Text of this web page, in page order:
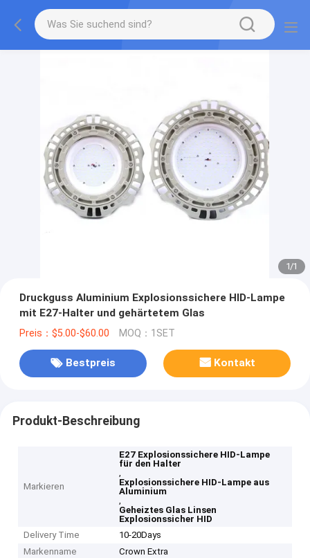
1/1
Druckguss Aluminium Explosionssichere HID-Lampe
mit E27-Halter und gehärtetem Glas
Preis：$5.00-$60.00 MOQ：1SET
Bestpreis Kontakt
Produkt-Beschreibung
Markieren
E27 Explosionssichere HID-Lampe
für den Halter
,
Explosionssichere HID-Lampe aus
Aluminium
,
Geheiztes Glas Linsen
Explosionssicher HID
Delivery Time
10-20Days
Markenname
Crown Extra